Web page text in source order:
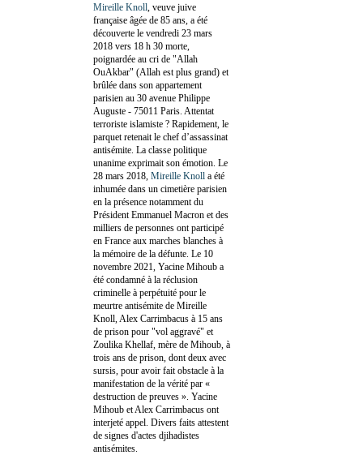
Mireille Knoll , veuve juive
française âgée de 85 ans, a été
découverte le vendredi 23 mars
2018 vers 18 h 30 morte,
poignardée au cri de "Allah
OuAkbar" (Allah est plus grand) et
brûlée dans son appartement
parisien au 30 avenue Philippe
Auguste - 75011 Paris. Attentat
terroriste islamiste ? Rapidement, le
parquet retenait le chef d’assassinat
antisémite. La classe politique
unanime exprimait son émotion. Le
28 mars 2018, Mireille Knoll a été
inhumée dans un cimetière parisien
en la présence notamment du
Président Emmanuel Macron et des
milliers de personnes ont participé
en France aux marches blanches à
la mémoire de la défunte. Le 10
novembre 2021, Yacine Mihoub a
été condamné à la réclusion
criminelle à perpétuité pour le
meurtre antisémite de Mireille
Knoll, Alex Carrimbacus à 15 ans
de prison pour "vol aggravé" et
Zoulika Khellaf, mère de Mihoub, à
trois ans de prison, dont deux avec
sursis, pour avoir fait obstacle à la
manifestation de la vérité par «
destruction de preuves ». Yacine
Mihoub et Alex Carrimbacus ont
interjeté appel. Divers faits attestent
de signes d'actes djihadistes
antisémites.